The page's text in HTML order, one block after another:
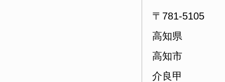
〒781-5105
高知県
高知市
介良甲